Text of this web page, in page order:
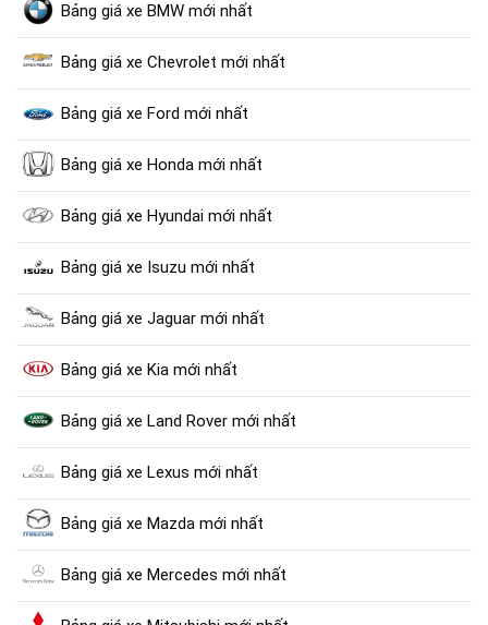
Bảng giá xe BMW mới nhất
Bảng giá xe Chevrolet mới nhất
Bảng giá xe Ford mới nhất
Bảng giá xe Honda mới nhất
Bảng giá xe Hyundai mới nhất
Bảng giá xe Isuzu mới nhất
Bảng giá xe Jaguar mới nhất
Bảng giá xe Kia mới nhất
Bảng giá xe Land Rover mới nhất
Bảng giá xe Lexus mới nhất
Bảng giá xe Mazda mới nhất
Bảng giá xe Mercedes mới nhất